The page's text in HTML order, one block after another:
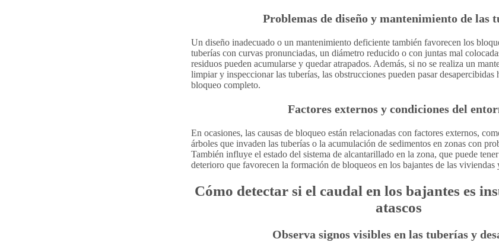
Problemas de diseño y mantenimiento de las
Un diseño inadecuado o un mantenimiento deficiente también favorecen los
tuberías con curvas pronunciadas, un diámetro reducido o con juntas mal
residuos pueden acumularse y quedar atrapados. Además, si no se realiza un
limpiar y inspeccionar las tuberías, las obstrucciones pueden pasar desapercibidas
bloqueo completo.
Factores externos y condiciones del
En ocasiones, las causas de bloqueo están relacionadas con factores externos,
árboles que invaden las tuberías o la acumulación de sedimentos en zonas con
También influye el estado del sistema de alcantarillado en la zona, que puede
deterioro que favorecen la formación de bloqueos en los bajantes de las viviendas
Cómo detectar si el caudal en los bajantes es
atascos
Observa signos visibles en las tuberías y